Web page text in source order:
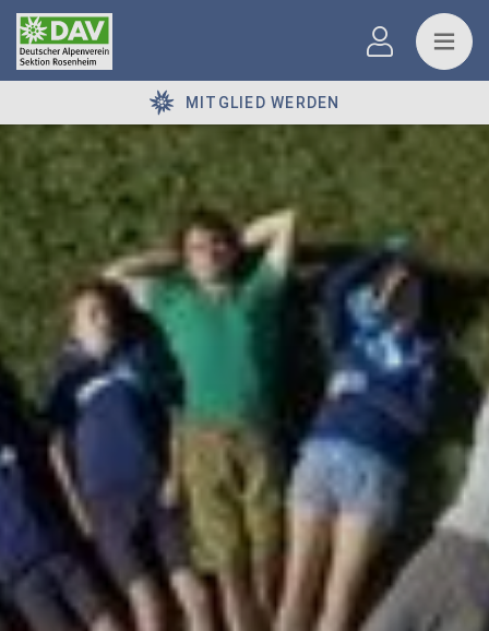
MITGLIED WERDEN
© DAV Sektion Rosenheim Rock&Bloc